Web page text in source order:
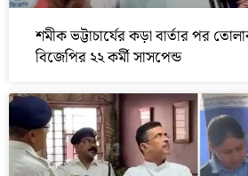
শমীক ভট্টাচার্যের কড়া বার্তার পর
বিজেপির ২২ কর্মী সাসপেন্ড